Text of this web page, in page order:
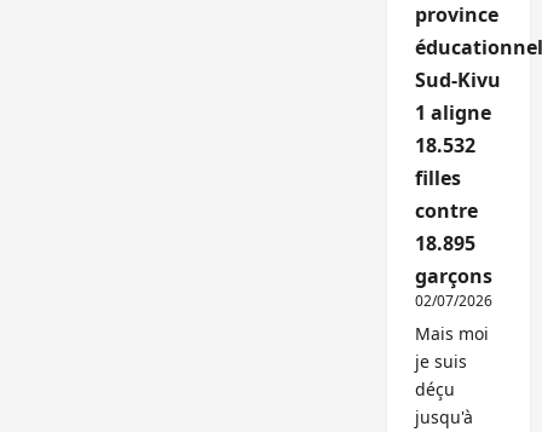
province
Sud-Kivu
1 aligne
18.532
filles
contre
18.895
garçons
02/07/2026
Mais moi
je suis
déçu
jusqu'à